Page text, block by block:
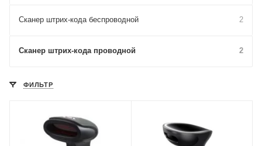
Сканер штрих-кода беспроводной 2
Сканер штрих-кода проводной 2
ФИЛЬТР